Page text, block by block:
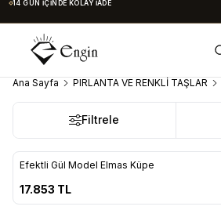
14 GÜN İÇINDE KOLAY İADE
Ana Sayfa PIRLANTA VE RENKLİ TAŞLAR
Filtrele
Efektli Gül Model Elmas Küpe
17.853 TL